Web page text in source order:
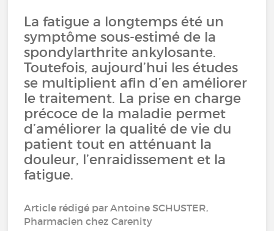
La fatigue a longtemps été un
symptôme sous-estimé de la
spondylarthrite ankylosante.
Toutefois, aujourd’hui les études
se multiplient afin d’en améliorer
le traitement. La prise en charge
précoce de la maladie permet
d’améliorer la qualité de vie du
patient tout en atténuant la
douleur, l’enraidissement et la
fatigue.
Article rédigé par Antoine SCHUSTER,
Pharmacien chez Carenity